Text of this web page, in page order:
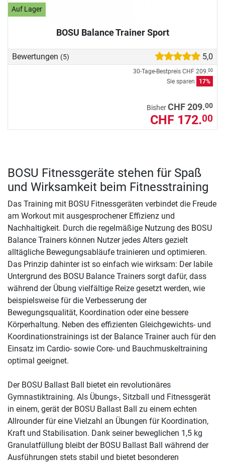
Auf Lager
BOSU Balance Trainer Sport
Bewertungen (5) 5,0
30-Tage-Bestpreis CHF 209.00
Sie sparen 17%
BisherCHF 209.00
CHF 172.00
BOSU Fitnessgeräte stehen für Spaß
und Wirksamkeit beim Fitnesstraining
Das Training mit BOSU Fitnessgeräten verbindet die Freude
am Workout mit ausgesprochener Effizienz und
Nachhaltigkeit. Durch die regelmäßige Nutzung des BOSU
Balance Trainers können Nutzer jedes Alters gezielt
alltägliche Bewegungsabläufe trainieren und optimieren.
Das Prinzip dahinter ist so einfach wie wirksam: Der labile
Untergrund des BOSU Balance Trainers sorgt dafür, dass
während der Übung vielfältige Reize gesetzt werden, wie
beispielsweise für die Verbesserung der
Bewegungsqualität, Koordination oder eine bessere
Körperhaltung. Neben des effizienten Gleichgewichts- und
Koordinationstrainings ist der Balance Trainer auch für den
Einsatz im Cardio- sowie Core- und Bauchmuskeltraining
optimal geeignet.
Der BOSU Ballast Ball bietet ein revolutionäres
Gymnastiktraining. Als Übungs-, Sitzball und Fitnessgerät
in einem, gerät der BOSU Ballast Ball zu einem echten
Allrounder für eine Vielzahl an Übungen für Koordination,
Kraft und Stabilisation. Dank seiner beweglichen 1,5 kg
Granulatfüllung bleibt der BOSU Ballast Ball während der
Ausführungen stets stabil und bietet besonderen